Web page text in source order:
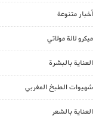
أخبار متنوعة
ميكرو لالة مولاتي
العناية بالبشرة
شهيوات الطبخ المغربي
العناية بالشعر